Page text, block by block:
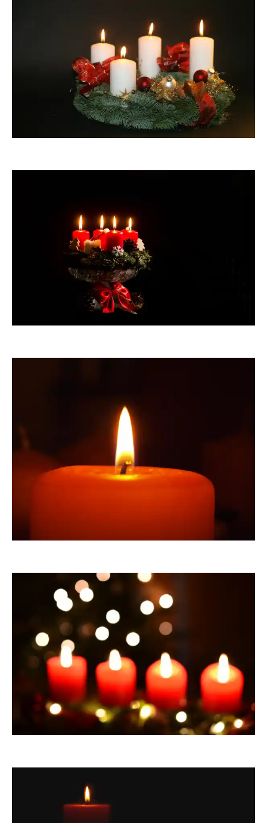
angieconscious
angieconscious
saskia1310
awindi